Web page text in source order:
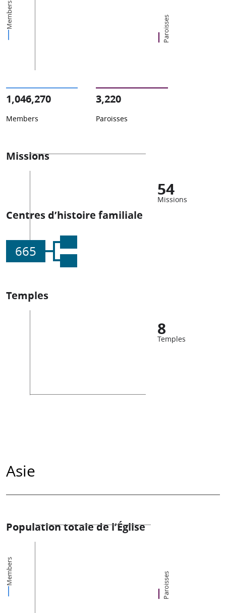
Members Paroisses
1,046,270
Members
3,220
Paroisses
Missions
54
Missions
Centres d’histoire familiale
665
Temples
8
Temples
Asie
Population totale de l’Église
Members Paroisses